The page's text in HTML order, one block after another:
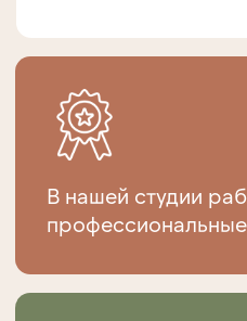
Студия женского фитнеса
пространство, где есть все
необходимое для создания
красивого и здорового тела: